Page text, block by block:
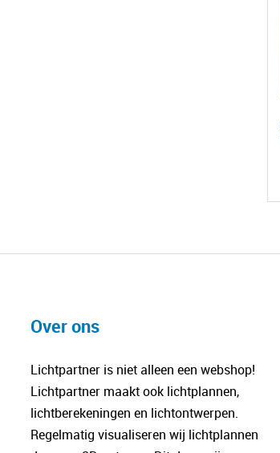
Over ons
Lichtpartner is niet alleen een webshop!
Lichtpartner maakt ook lichtplannen,
lichtberekeningen en lichtontwerpen.
Regelmatig visualiseren wij lichtplannen